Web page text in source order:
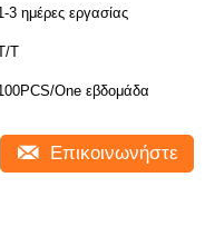
3 ημέρες εργασίας
T
One εβδομάδα
Επικοινωνήστε